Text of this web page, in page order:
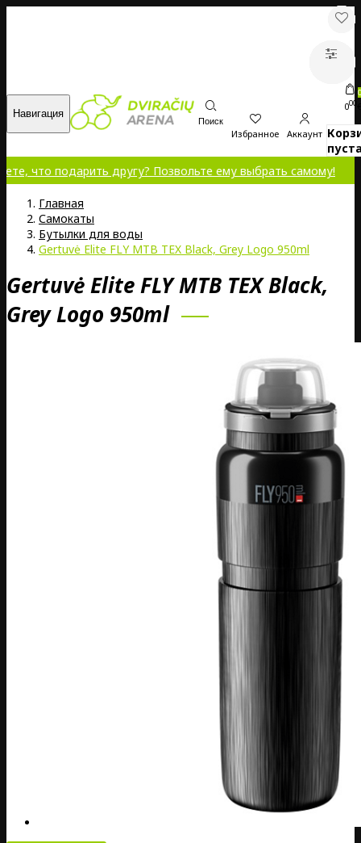
Навигация
Поиск
Избранное Аккаунт
0
000
подарить другу? Позвольте ему выбрать самому!
Главная
Самокаты
Бутылки для воды
Gertuvė Elite FLY MTB TEX Black, Grey Logo 950ml
Gertuvė Elite FLY MTB TEX Black,
Grey Logo 950ml